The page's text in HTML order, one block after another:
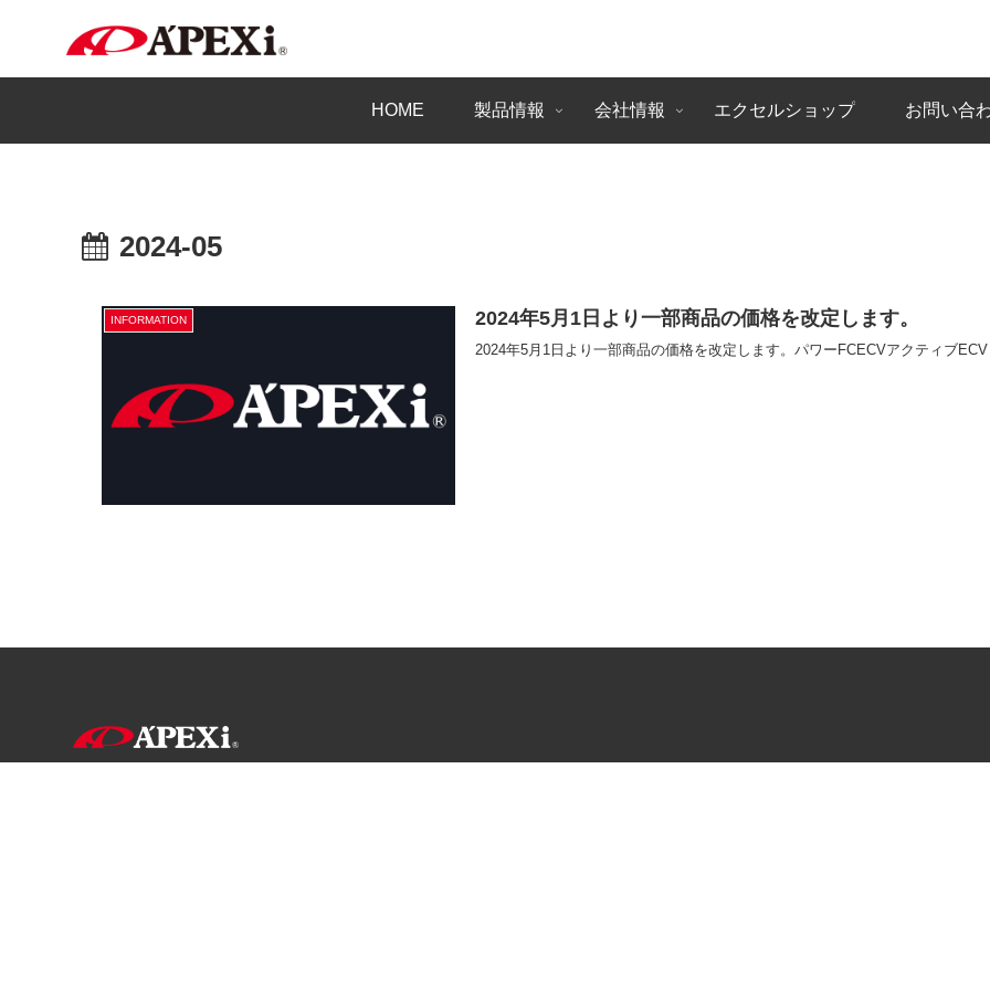
HOME 製品情報 会社情報 エクセルショップ お問い合
2024-05
INFORMATION 2024年5月1日より一部商品の価格を改定します。
2024年5月1日より一部商品の価格を改定します。パワーFCECVアクティブECV